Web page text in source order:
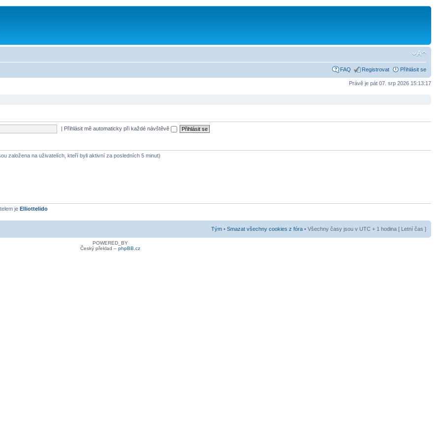
FAQ Registrovat Přihlásit se
Právě je pát 07. srp 2026 15:13:17
| Přihlásit mě automaticky při každé návštěvě
založena na uživatelích, kteří byli aktivní za posledních 5 minut)
je Elliottelido
Tým • Smazat všechny cookies z fóra • Všechny časy jsou v UTC + 1 hodina [ Letní čas ]
POWERED_BY
Český překlad – phpBB.cz